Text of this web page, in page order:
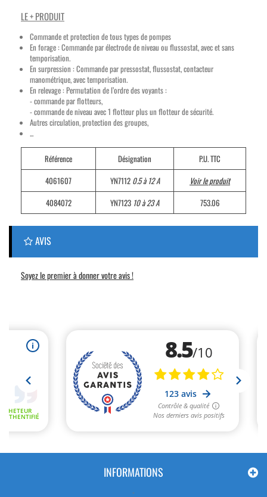
LE + PRODUIT
Commande et protection de tous types de pompes
En forage : Commande par électrode de niveau ou flussostat, avec et sans
temporisation.
En surpression : Commande par pressostat, flussostat, contacteur
manométrique, avec temporisation.
En relevage : Permutation de l’ordre des voyants :
- commande par flotteurs,
- commande de niveau avec 1 flotteur plus un flotteur de sécurité.
Autres circulation, protection des groupes,
...
Référence Désignation
P.U. TTC
4061607
YN7112 0.5 à 12 A
Voir le produit
4084072
YN7123 10 à 23 A 753.06
AVIS
Soyez le premier à donner votre avis !
INFORMATIONS
-